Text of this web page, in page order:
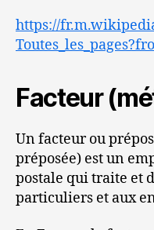
https://
Facteur
Un facteur ou
préposée) est un
postale qui traite et
particuliers et aux